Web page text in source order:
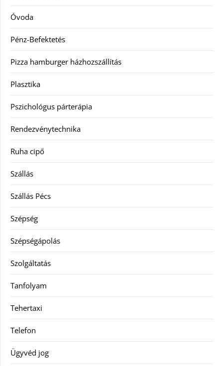
Óvoda
Pénz-Befektetés
Pizza hamburger házhozszállítás
Plasztika
Pszichológus párterápia
Rendezvénytechnika
Ruha cipő
Szállás
Szállás Pécs
Szépség
Szépségápolás
Szolgáltatás
Tanfolyam
Tehertaxi
Telefon
Ügyvéd jog